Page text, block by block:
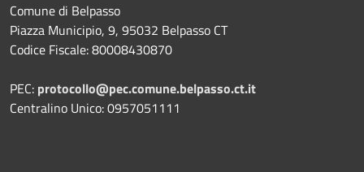
Comune di Belpasso
Piazza Municipio, 9, 95032 Belpasso CT
Codice Fiscale: 80008430870
PEC: protocollo@pec.comune.belpasso.ct.it
Centralino Unico: 0957051111